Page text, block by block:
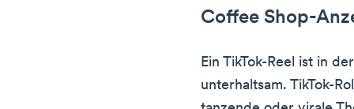
Coffee Shop-
Ein TikTok-Reel ist in
unterhaltsam. TikTok-